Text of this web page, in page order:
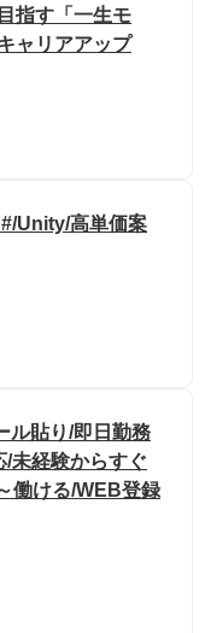
指す「一生モ
ャリアアップ
Unity/高単価案
ル貼り/即日勤務
未経験からすぐ
働ける/WEB登録